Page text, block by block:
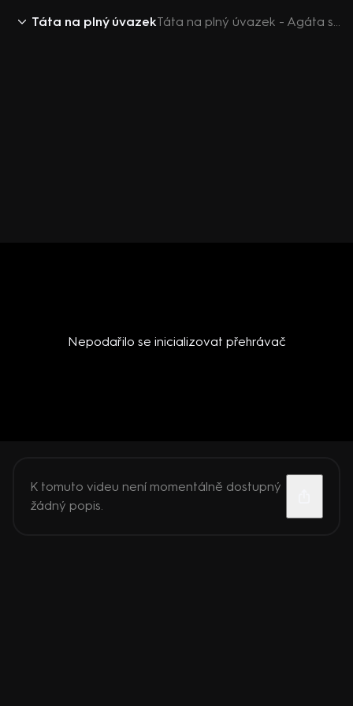
Táta na plný úvazek Táta na plný úvazek - Agáta se ztratila
Nepodařilo se inicializovat přehrávač
K tomuto videu není momentálně dostupný
žádný popis.